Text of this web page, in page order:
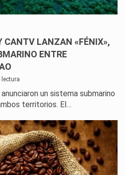
CANTV LANZAN «FÉNIX»,
ENTRE
un sistema submarino
territorios. El…